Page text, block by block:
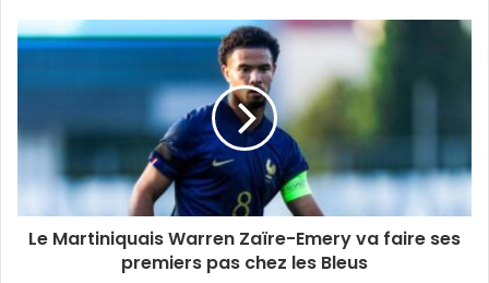
Le Martiniquais Warren Zaïre-Emery va faire ses
premiers pas chez les Bleus